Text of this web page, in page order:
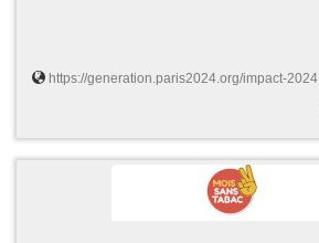
https://generation.paris2024.org/impact-2024